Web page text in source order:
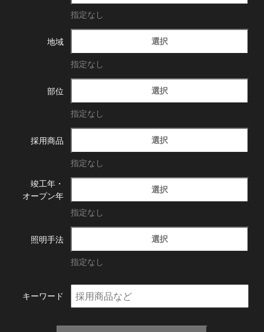
指定なし
地域 選択
指定なし
部位 選択
指定なし
採用商品 選択
指定なし
竣工年・
オープン年
選択
指定なし
照明手法 選択
指定なし
キーワード